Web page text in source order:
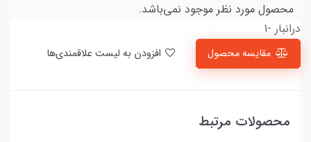
محصول مورد نظر موجود نمی‌باشد.
درانبار -1
مقایسه محصول
محصولات مرتبط